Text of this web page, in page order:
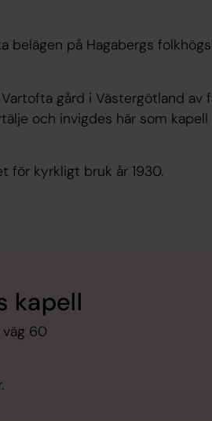
belägen på Hagabergs
gård i Västergötland av
och invigdes här som kapell
för kyrkligt bruk år 1930.
kapell
väg 60